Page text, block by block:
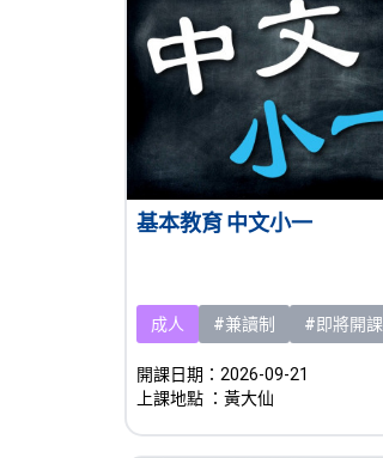
基本教育 中文小一
成人 #兼讀制 #即將開課
開課日期：2026-09-21
上課地點 ：黃大仙